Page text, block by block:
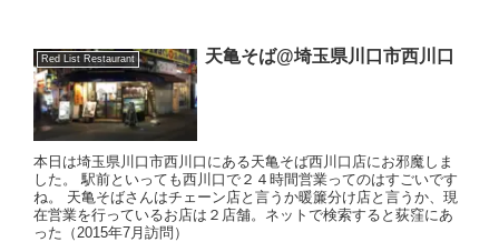
Red List Restaurant 天亀そば@埼玉県川口市西川口
本日は埼玉県川口市西川口にある天亀そば西川口店にお邪魔しま
した。 駅前といっても西川口で２４時間営業ってのはすごいです
ね。 天亀そばさんはチェーン店と言うか暖簾分け店と言うか、現
在営業を行っているお店は２店舗。ネットで検索すると荻窪にあ
った（2015年7月訪問）